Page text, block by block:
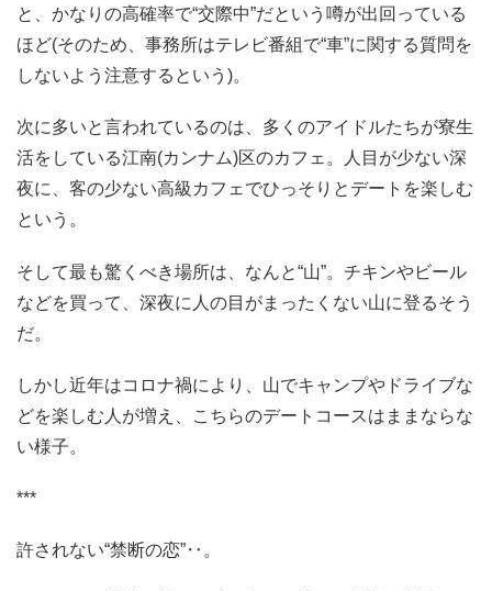
と、かなりの高確率で“交際中”だという噂が出回っている
ほど(そのため、事務所はテレビ番組で“車”に関する質問を
しないよう注意するという)。
次に多いと言われているのは、多くのアイドルたちが寮生
活をしている江南(カンナム)区のカフェ。人目が少ない深
夜に、客の少ない高級カフェでひっそりとデートを楽しむ
という。
そして最も驚くべき場所は、なんと“山”。チキンやビール
などを買って、深夜に人の目がまったくない山に登るそう
だ。
しかし近年はコロナ禍により、山でキャンプやドライブな
どを楽しむ人が増え、こちらのデートコースはままならな
い様子。
***
許されない“禁断の恋”‥。